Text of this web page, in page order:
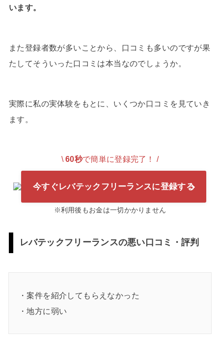
います。
また登録者数が多いことから、口コミも多いのですが果
たしてそういった口コミは本当なのでしょうか。
実際に私の実体験をもとに、いくつか口コミを見ていき
ます。
\60秒で簡単に登録完了！ /
今すぐレバテックフリーランスに登録する
※利用後もお金は一切かかりません
レバテックフリーランスの悪い口コミ・評判
・案件を紹介してもらえなかった
・地方に弱い